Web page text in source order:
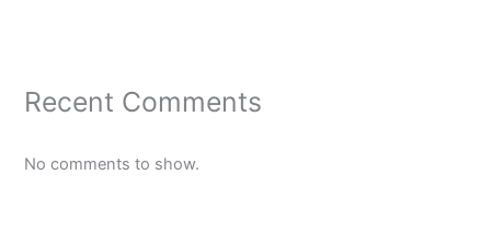
Recent Comments
No comments to show.